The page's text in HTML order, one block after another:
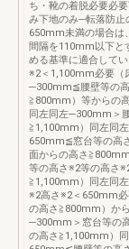
ち・靴の着脱必要必
み下地のみ─転落防止
650mm未満の場合は
間隔を110mm以下と
める基準に適合して
※2＜1,100mm必要（
─300mm≦腰壁等の
≧800mm）等からの
同左同左─300mm＞
≧1,100mm）同左同左
650mm≦窓台等の高
面からの高さ
等の高さ※2等の高さ
≧1,100mm）同左同
※2高さ※2＜650mm
の高さ≧800mm）か
─300mm＞窓台等の
の高さ≧1,100mm）